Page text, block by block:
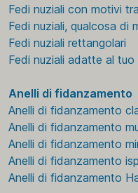
Fedi nuziali con motivi
Fedi nuziali, qualcosa di
Fedi nuziali rettangolari
Fedi nuziali adatte al
Anelli di fidanzamento
Anelli di fidanzamento
Anelli di fidanzamento
Anelli di fidanzamento
Anelli di fidanzamento
Anelli di fidanzamento